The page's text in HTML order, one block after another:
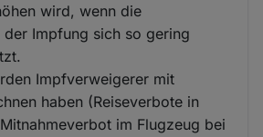
wird, wenn die
der Impfung sich so gering
Impfverweigerer mit
haben (Reiseverbote in
im Flugzeug bei